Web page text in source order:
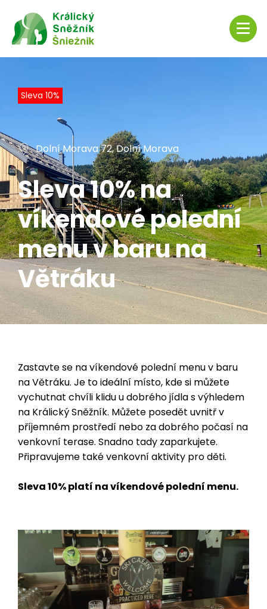
Sleva 10%
Dolní Morava 72, Dolní Morava
Sleva 10% na
víkendové polední
menu v baru na
Větráku
Zastavte se na víkendové polední menu v baru
na Větráku. Je to ideální místo, kde si můžete
vychutnat chvíli klidu u dobrého jídla s výhledem
na Králický Sněžník. Můžete posedět uvnitř v
příjemném prostředí nebo za dobrého počasí na
venkovní terase. Snadno tady zaparkujete.
Připravujeme také venkovní aktivity pro děti.
Sleva 10% platí na víkendové polední menu.